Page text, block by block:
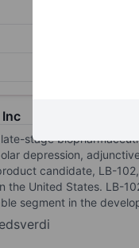
Inc
stage
depression,
candidate, LB-
the United States. LB-
segment in the